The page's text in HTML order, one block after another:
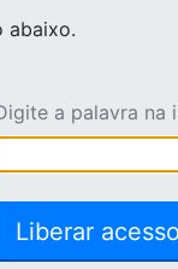
abaixo.
a palavra na